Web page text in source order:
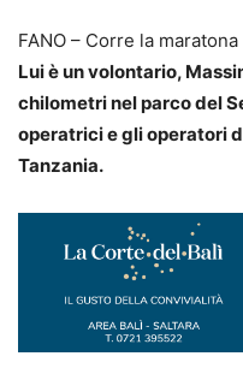
FANO – Corre la
Lui è un volontario,
chilometri nel parco del
operatrici e gli operatori
Tanzania.